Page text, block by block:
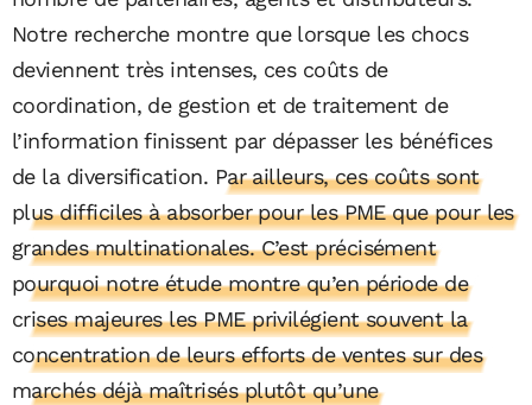
Notre recherche montre que lorsque les chocs
deviennent très intenses, ces coûts de
coordination, de gestion et de traitement de
l’information finissent par dépasser les bénéfices
de la diversification. Par ailleurs, ces coûts sont
plus difficiles à absorber pour les PME que pour les
grandes multinationales. C’est précisément
pourquoi notre étude montre qu’en période de
crises majeures les PME privilégient souvent la
concentration de leurs efforts de ventes sur des
marchés déjà maîtrisés plutôt qu’une